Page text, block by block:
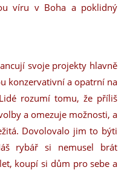
víru v Boha a poklidný
svoje projekty hlavně
konzervativní a opatrní na
rozumí tomu, že příliš
a omezuje možnosti, a
Dovolovalo jim to býti
rybář si nemusel brát
koupí si dům pro sebe a